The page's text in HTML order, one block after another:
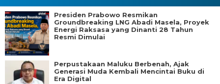
Presiden Prabowo Resmikan
Groundbreaking LNG Abadi Masela, Proyek
Energi Raksasa yang Dinanti 28 Tahun
Resmi Dimulai
Perpustakaan Maluku Berbenah, Ajak
Generasi Muda Kembali Mencintai Buku di
Era Digital